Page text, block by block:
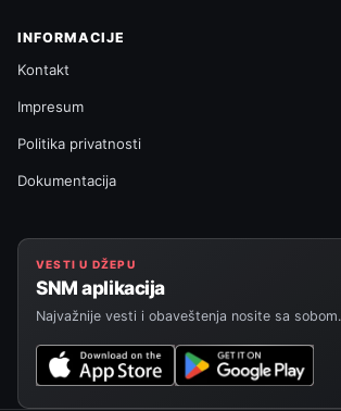
INFORMACIJE
Kontakt
Impresum
Politika privatnosti
Dokumentacija
VESTI U DŽEPU
SNM aplikacija
Najvažnije vesti i obaveštenja nosite sa sobom.